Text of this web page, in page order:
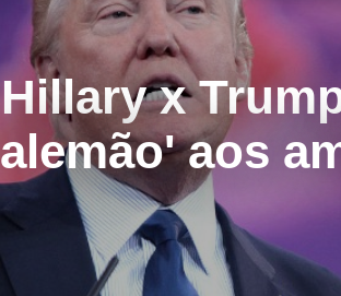
Hillary x
alemão' aos